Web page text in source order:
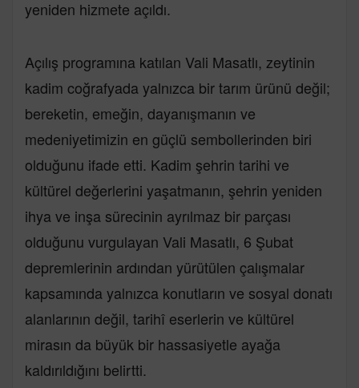
yeniden hizmete açıldı.
Açılış programına katılan Vali Masatlı, zeytinin
kadim coğrafyada yalnızca bir tarım ürünü değil;
bereketin, emeğin, dayanışmanın ve
medeniyetimizin en güçlü sembollerinden biri
olduğunu ifade etti. Kadim şehrin tarihi ve
kültürel değerlerini yaşatmanın, şehrin yeniden
ihya ve inşa sürecinin ayrılmaz bir parçası
olduğunu vurgulayan Vali Masatlı, 6 Şubat
depremlerinin ardından yürütülen çalışmalar
kapsamında yalnızca konutların ve sosyal donatı
alanlarının değil, tarihî eserlerin ve kültürel
mirasın da büyük bir hassasiyetle ayağa
kaldırıldığını belirtti.